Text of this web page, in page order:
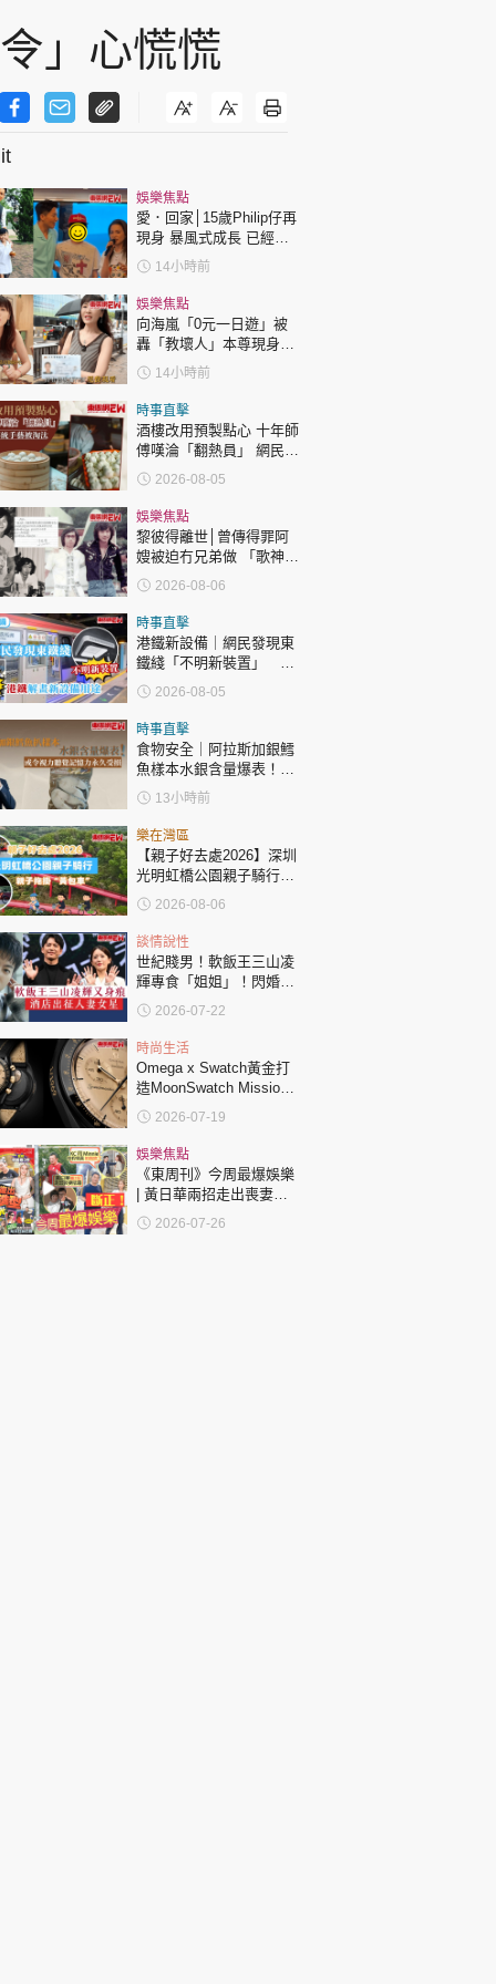
」心慌慌
娛樂焦點
愛．回家│15歲Philip仔再
現身 暴風式成長 已經高
過「三太」樊亦敏！
14小時前
娛樂焦點
向海嵐「0元一日遊」被
轟「教壞人」本尊現身回
應網民
14小時前
時事直擊
酒樓改用預製點心 十年師
傅嘆淪「翻熱員」 網民憂
傳統手藝被淘汰
2026-08-05
娛樂焦點
黎彼得離世│曾傳得罪阿
嫂被迫冇兄弟做 「歌神」
許冠傑親筆撰寫悼念忘友
2026-08-06
時事直擊
港鐵新設備｜網民發現東
鐵綫「不明新裝置」 港
鐵解畫新設備用途
2026-08-05
時事直擊
食物安全｜阿拉斯加銀鱈
魚樣本水銀含量爆表！或
令視力聽覺記憶力永久受
損
13小時前
樂在灣區
【親子好去處2026】深圳
光明虹橋公園親子騎行：
「電助力黃包車」2小時
環湖
2026-08-06
談情說性
世紀賤男！軟飯王三山凌
輝專食「姐姐」！閃婚未
夠一年身痕偷食人妻女星
酒店爆房出征
2026-07-22
時尚生活
Omega x Swatch黃金打
造MoonSwatch Mission
to the Moon 1969！要答
啱32條問題先買到？
2026-07-19
娛樂焦點
《東周刊》今周最爆娛樂
| 黃日華兩招走出喪妻陰
霾 64歲宣布復出舞台 | 鄭
欣宜奮戰情緒病3年 復出
2026-07-26